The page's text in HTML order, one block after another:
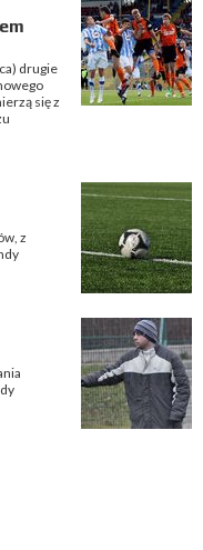
drugie
się z
z